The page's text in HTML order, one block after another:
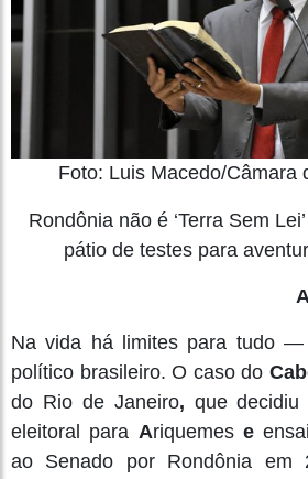
Foto: Luis Macedo/Câmara
Rondônia não é ‘Terra Sem
pátio de testes para
Na vida há limites para tudo
político brasileiro. O caso do
do Rio de Janeiro, que
eleitoral para Ariquemese
ao Senado por Rondônia em